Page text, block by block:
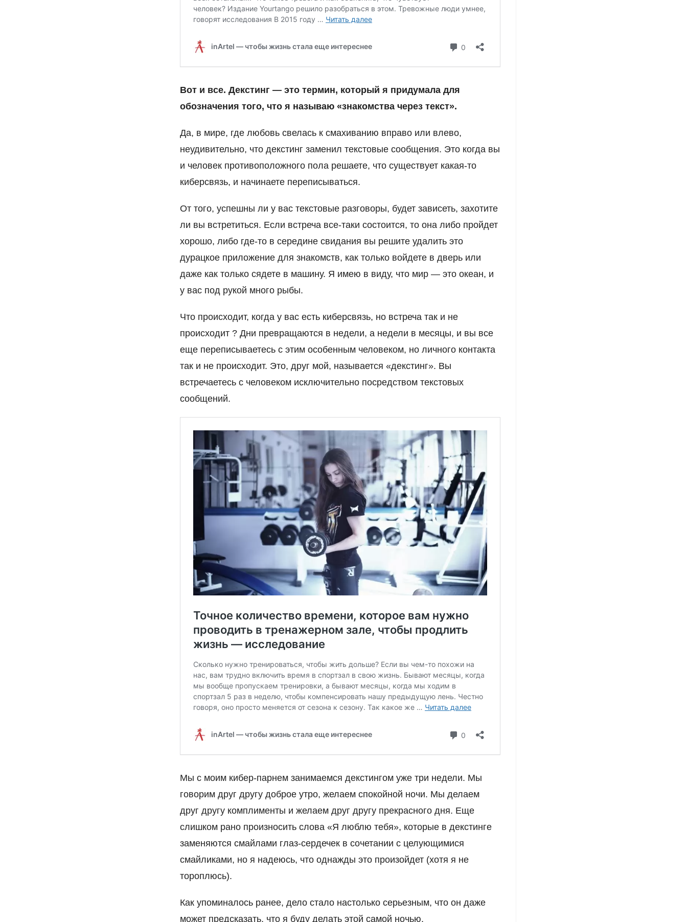
Вот и все. Декстинг — это термин, который я придумала для
обозначения того, что я называю «знакомства через текст».
Да, в мире, где любовь свелась к смахиванию вправо или влево,
неудивительно, что декстинг заменил текстовые сообщения. Это когда вы
и человек противоположного пола решаете, что существует какая-то
киберсвязь, и начинаете переписываться.
От того, успешны ли у вас текстовые разговоры, будет зависеть, захотите
ли вы встретиться. Если встреча все-таки состоится, то она либо пройдет
хорошо, либо где-то в середине свидания вы решите удалить это
дурацкое приложение для знакомств, как только войдете в дверь или
даже как только сядете в машину. Я имею в виду, что мир — это океан, и
у вас под рукой много рыбы.
Что происходит, когда у вас есть киберсвязь, но встреча так и не
происходит ? Дни превращаются в недели, а недели в месяцы, и вы все
еще переписываетесь с этим особенным человеком, но личного контакта
так и не происходит. Это, друг мой, называется «декстинг». Вы
встречаетесь с человеком исключительно посредством текстовых
сообщений.
Мы с моим кибер-парнем занимаемся декстингом уже три недели. Мы
говорим друг другу доброе утро, желаем спокойной ночи. Мы делаем
друг другу комплименты и желаем друг другу прекрасного дня. Еще
слишком рано произносить слова «Я люблю тебя», которые в декстинге
заменяются смайлами глаз-сердечек в сочетании с целующимися
смайликами, но я надеюсь, что однажды это произойдет (хотя я не
тороплюсь).
Как упоминалось ранее, дело стало настолько серьезным, что он даже
может предсказать, что я буду делать этой самой ночью.